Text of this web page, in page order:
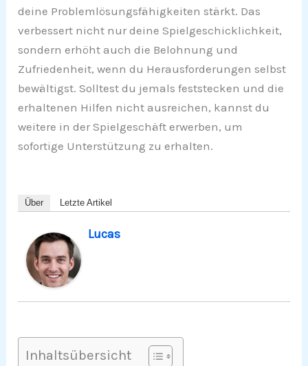
deine Problemlösungsfähigkeiten stärkt. Das
verbessert nicht nur deine Spielgeschicklichkeit,
sondern erhöht auch die Belohnung und
Zufriedenheit, wenn du Herausforderungen selbst
bewältigst. Solltest du jemals feststecken und die
erhaltenen Hilfen nicht ausreichen, kannst du
weitere in der Spielgeschäft erwerben, um
sofortige Unterstützung zu erhalten.
Über Letzte Artikel
Lucas
Inhaltsübersicht